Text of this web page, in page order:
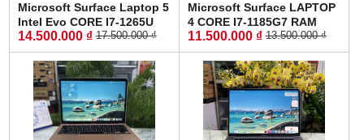
Microsoft Surface Laptop 5
Intel Evo CORE I7-1265U
RAM 16GB SSD 512GB
MÀN HÌNH : 13.5" Inch QHD
Touch Screen
14.500.000 ₫ 17.500.000 ₫
Microsoft Surface LAPTOP
4 CORE I7-1185G7 RAM
16GB SSD 256GB MÀN
HÌNH : 15" Inch 2K Touch
Screen
11.500.000 ₫ 13.500.000 ₫